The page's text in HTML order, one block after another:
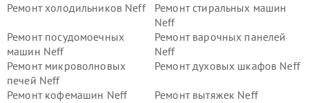
Ремонт холодильников Neff
Ремонт стиральных машин
Neff
Ремонт посудомоечных
машин Neff
Ремонт варочных панелей
Neff
Ремонт микроволновых
печей Neff
Ремонт духовых шкафов Neff
Ремонт кофемашин Neff Ремонт вытяжек Neff